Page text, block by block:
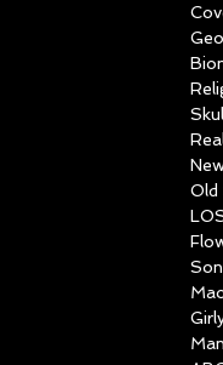
Old